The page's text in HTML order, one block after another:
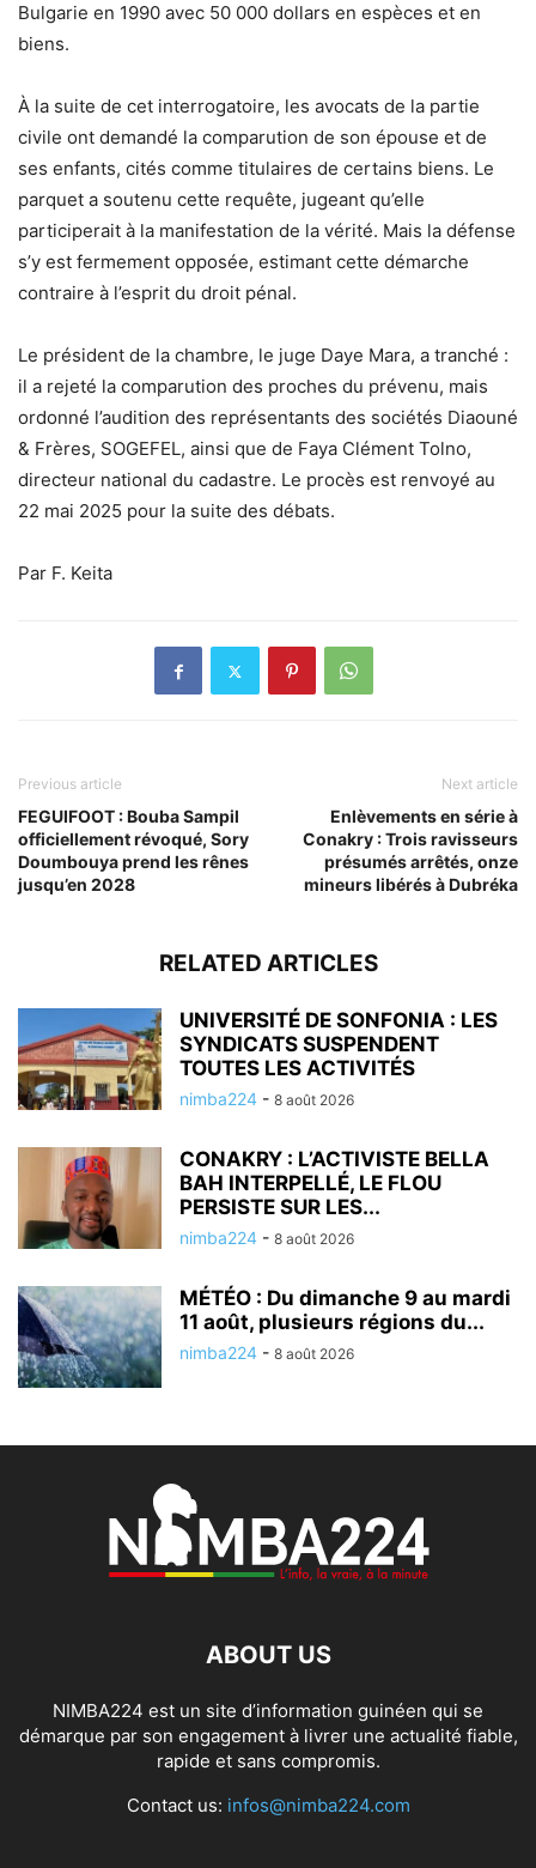
Bulgarie en 1990 avec 50 000 dollars en espèces et en
biens.
À la suite de cet interrogatoire, les avocats de la partie
civile ont demandé la comparution de son épouse et de
ses enfants, cités comme titulaires de certains biens. Le
parquet a soutenu cette requête, jugeant qu’elle
participerait à la manifestation de la vérité. Mais la défense
s’y est fermement opposée, estimant cette démarche
contraire à l’esprit du droit pénal.
Le président de la chambre, le juge Daye Mara, a tranché :
il a rejeté la comparution des proches du prévenu, mais
ordonné l’audition des représentants des sociétés Diaouné
& Frères, SOGEFEL, ainsi que de Faya Clément Tolno,
directeur national du cadastre. Le procès est renvoyé au
22 mai 2025 pour la suite des débats.
Par F. Keita
Previous article
FEGUIFOOT : Bouba Sampil
officiellement révoqué, Sory
Doumbouya prend les rênes
jusqu’en 2028
Next article
Enlèvements en série à
Conakry : Trois ravisseurs
présumés arrêtés, onze
mineurs libérés à Dubréka
RELATED ARTICLES
UNIVERSITÉ DE SONFONIA : LES
SYNDICATS SUSPENDENT
TOUTES LES ACTIVITÉS
nimba224 - 8 août 2026
CONAKRY : L’ACTIVISTE BELLA
BAH INTERPELLÉ, LE FLOU
PERSISTE SUR LES...
nimba224 - 8 août 2026
MÉTÉO : Du dimanche 9 au mardi
11 août, plusieurs régions du...
nimba224 - 8 août 2026
ABOUT US
NIMBA224 est un site d’information guinéen qui se
démarque par son engagement à livrer une actualité fiable,
rapide et sans compromis.
Contact us: infos@nimba224.com